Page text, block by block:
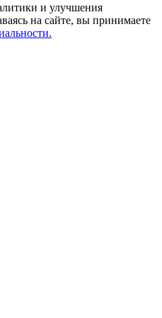
и улучшения
на сайте, вы принимаете